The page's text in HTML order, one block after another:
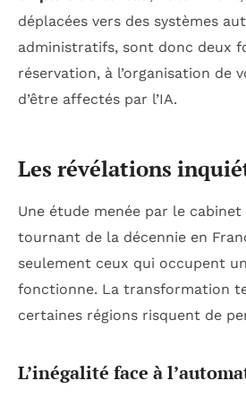
déplacées vers des systèmes
administratifs, sont donc deux
réservation, à l’organisation de
d’être affectés par l’IA.
Les révélations
Une étude menée par le
tournant de la décennie en
seulement ceux qui occupent
fonctionne. La transformation
certaines régions risquent de
L’inégalité face à